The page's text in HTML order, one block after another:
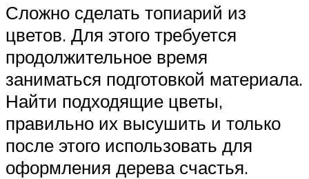
Сложно сделать топиарий из
цветов. Для этого требуется
продолжительное время
заниматься подготовкой материала.
Найти подходящие цветы,
правильно их высушить и только
после этого использовать для
оформления дерева счастья.